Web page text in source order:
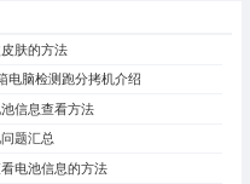
肤的方法
电脑检测跑分拷机介绍
信息查看方法
题汇总
电池信息的方法